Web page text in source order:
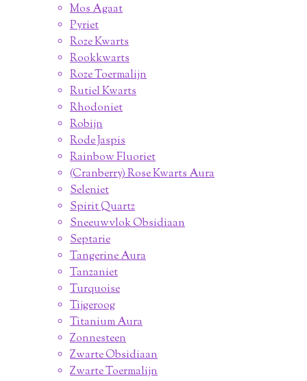
Mos Agaat
Pyriet
Roze Kwarts
Rookkwarts
Roze Toermalijn
Rutiel Kwarts
Rhodoniet
Robijn
Rode Jaspis
Rainbow Fluoriet
(Cranberry) Rose Kwarts Aura
Seleniet
Spirit Quartz
Sneeuwvlok Obsidiaan
Septarie
Tangerine Aura
Tanzaniet
Turquoise
Tijgeroog
Titanium Aura
Zonnesteen
Zwarte Obsidiaan
Zwarte Toermalijn